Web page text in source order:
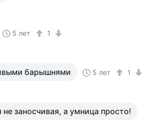
5 лет 1
барышнями 5 лет 1
заносчивая, а умница просто!